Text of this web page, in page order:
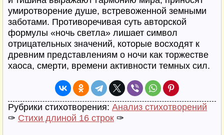
умиротворение душе, встревоженной земными
заботами. Противоречивая суть авторской
формулы «ночь светла» лишает символ
отрицательных значений, которые восходят к
древним представлениям о ночи как торжестве
хаоса, смерти, времени активности темных сил.
Рубрики стихотворения: Анализ стихотворений
✑ Стихи длиной 16 строк ✑